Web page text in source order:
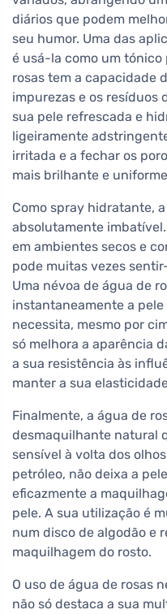
diários que podem
seu humor. Uma das
é usá-la como um tónico
rosas tem a capacidade
impurezas e os resíduos
sua pele refrescada e
ligeiramente
irritada e a fechar os
mais brilhante e
Como spray hidratante,
absolutamente
em ambientes secos e
pode muitas vezes
Uma névoa de água de
instantaneamente a
necessita, mesmo por
só melhora a aparência
a sua resistência às
manter a sua
Finalmente, a água de
desmaquilhante natural
sensível à volta dos
petróleo, não deixa a
eficazmente a
pele. A sua utilização é
num disco de algodão e
maquilhagem do rosto.
O uso de água de rosas
não só destaca a sua